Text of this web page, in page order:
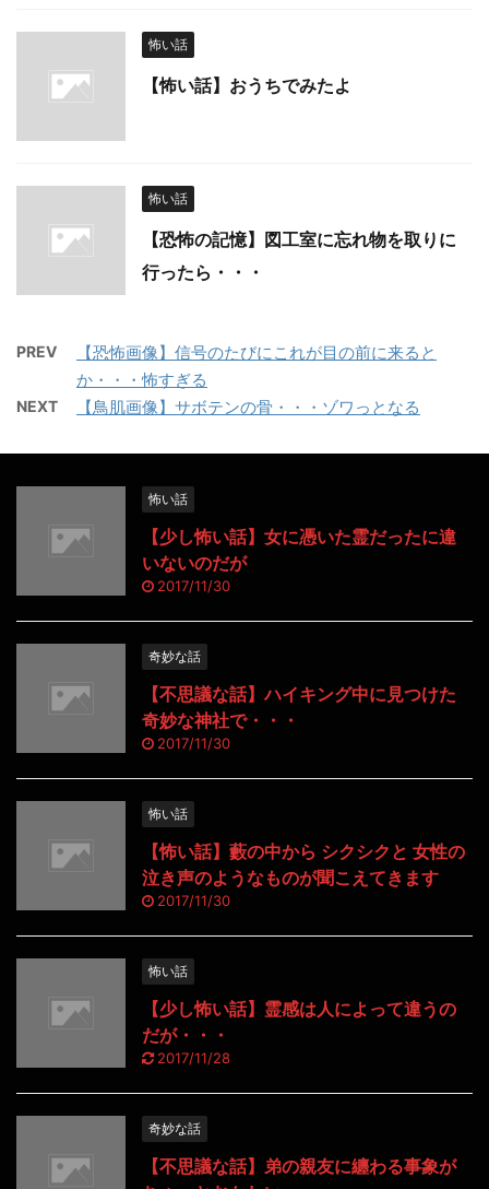
怖い話
【怖い話】おうちでみたよ
怖い話
【恐怖の記憶】図工室に忘れ物を取りに
行ったら・・・
PREV
【恐怖画像】信号のたびにこれが目の前に来ると
か・・・怖すぎる
NEXT 【鳥肌画像】サボテンの骨・・・ゾワっとなる
怖い話
【少し怖い話】女に憑いた霊だったに違
いないのだが
2017/11/30
奇妙な話
【不思議な話】ハイキング中に見つけた
奇妙な神社で・・・
2017/11/30
怖い話
【怖い話】藪の中から シクシクと 女性の
泣き声のようなものが聞こえてきます
2017/11/30
怖い話
【少し怖い話】霊感は人によって違うの
だが・・・
2017/11/28
奇妙な話
【不思議な話】弟の親友に纏わる事象が